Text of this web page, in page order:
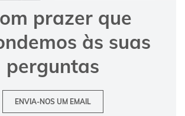
prazer que
às suas
perguntas
ENVIA-NOS UM EMAIL